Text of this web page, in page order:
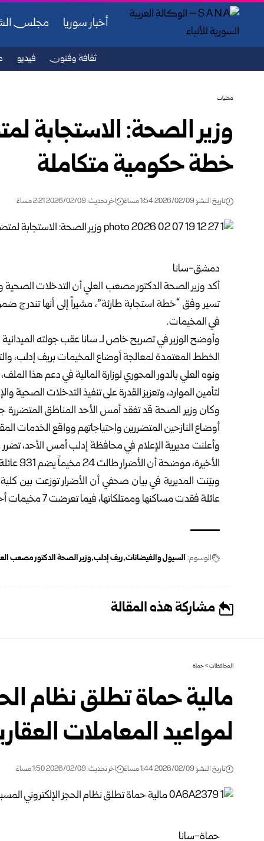
أخبار سوريا مجلس
ثقافة وفنون فيديو
محليات
وزير الصحة: الاستجابة
خطة حكومية متكاملة
تاريخ النشر: 2026/02/09 1:54 مساءً اخر تحديث: 2026/02/09 2:21 مساءً
دمشق-سانا
أكد وزير الصحةالدكتور مصعب العلي أن التدخلات الصحية
تسير وفق “خطة استجابة طارئة”، مشيراً إلى أنها تندرج
في المخيمات.
وأوضح الوزير في تصريح خاص لـ سانا عقب جولته الميدانية
الخطط المعتمدة لمعالجة أوضاع المخيمات بريف إدلب،
ونوه العلي بالدور المحوري لوزارة الماليةفي دعم هذا الملف،
لتأمين الموارد، وتعزيز القدرة على تنفيذ التدخلات الصحية
وكان وزير الصحة قد تفقد أمس الأحد المناطق المتضررة
أوضاع النازحين المتضررين واحتياجاتهم وواقع الخدمات
وأعلنت مديرية الإعلام في محافظة إدلب أمس الأحد،
الأخيرة، موضحة أن الأضرار طالت 24 مخيماً يضم 931 عائلة، بما يعادل 5 آلاف و142 فرداً.
عائلة فقدت مساكنها وممتلكاتها، فيما تعرضت 7 مخيمات أخرى لأضرار جزئية أثرت على 437 عائلة.
الوسوم: السيول والفيضانات ريف إدلب وزير الصحة الدكتور مصعب
مشاركة هذه المقالة
المحافظات>حماة
مالية حماة تطلق نظام
لمواعيد المعاملات
تاريخ النشر: 2026/02/09 1:44 مساءً اخر تحديث: 2026/02/09 1:50 مساءً
حماة-سانا